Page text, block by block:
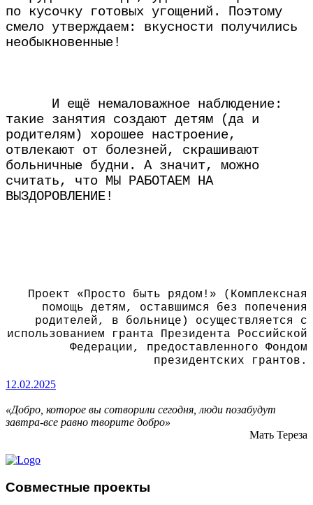
по кусочку готовых угощений. Поэтому
смело утверждаем: вкусности получились
необыкновенные!
И ещё немаловажное наблюдение:
такие занятия создают детям (да и
родителям) хорошее настроение,
отвлекают от болезней, скрашивают
больничные будни. А значит, можно
считать, что МЫ РАБОТАЕМ НА
ВЫЗДОРОВЛЕНИЕ!
Проект «Просто быть рядом!» (Комплексная
помощь детям, оставшимся без попечения
родителей, в больнице) осуществляется с
использованием гранта Президента Российской
Федерации, предоставленного Фондом
президентских грантов.
12.02.2025
«Добро, которое вы сотворили сегодня, люди позабудут
завтра-все равно творите добро»
Мать Тереза
Совместные проекты